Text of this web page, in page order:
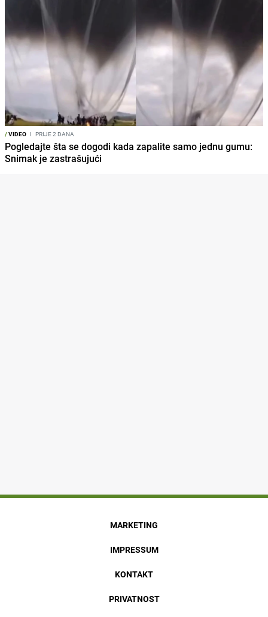
/VIDEO I PRIJE 2 DANA
Pogledajte šta se dogodi kada zapalite samo jednu gumu:
Snimak je zastrašujući
MARKETING
IMPRESSUM
KONTAKT
PRIVATNOST